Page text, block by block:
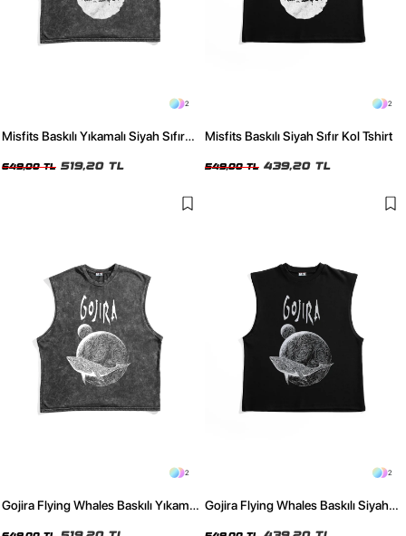
2
Misfits Baskılı Yıkamalı Siyah Sıfır
649,00 TL 519,20 TL
2
Misfits Baskılı Siyah Sıfır Kol Tshirt
549,00 TL 439,20 TL
2
Gojira Flying Whales Baskılı Yıkamalı
2
Gojira Flying Whales Baskılı Siyah